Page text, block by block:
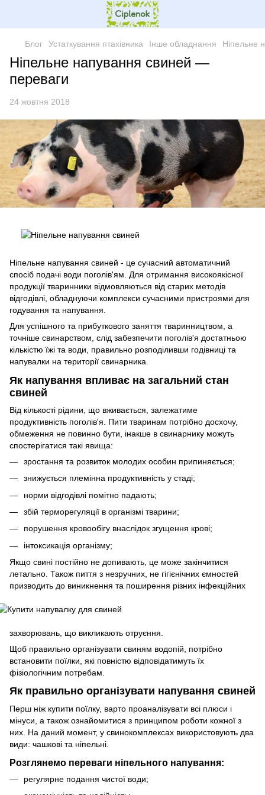
Блог Устаткування птахівника Інше обладнання Ніпельне
Ніпельне напування свиней —
переваги
24 жовтня 2018
Ніпельне напування свиней - це сучасний автоматичний
спосіб подачі води поголів'ям. Для отримання високоякісної
продукції тваринники відмовляються від старих методів
відгодівлі, обладнуючи комплекси сучасними пристроями для
годування та напування.
Для успішного та прибуткового заняття тваринництвом, а
точніше свинарством, слід забезпечити поголів'я достатньою
кількістю їжі та води, правильно розподіливши годівниці та
напувалки на території свинарника.
Як напування впливає на загальний стан
свиней
Від кількості рідини, що вживається, залежатиме
продуктивність поголів'я. Пити тваринам потрібно досхочу,
обмеження не повинно бути, інакше в свинарнику можуть
спостерігатися такі явища:
зростання та розвиток молодих особин припиняється;
знижується племінна продуктивність у стаді;
норми відгодівлі помітно падають;
збій терморегуляції в організмі тварини;
порушення кровообігу внаслідок згущення крові;
інтоксикація організму;
Якщо свині постійно не допивають, це може закінчитися
летально. Також пиття з незручних, не гігієнічних ємностей
призводить до виникнення та поширення різних інфекційних
захворювань, що викликають отруєння.
Щоб правильно організувати свиням водопій, потрібно
встановити поїлки, які повністю відповідатимуть їх
фізіологічним потребам.
Як правильно організувати напування свиней
Перш ніж купити поїлку, варто проаналізувати всі плюси і
мінуси, а також ознайомитися з принципом роботи кожної з
них. На даний момент, у свинокомплексах використовують два
види: чашкові та ніпельні.
Розглянемо переваги ніпельного напування:
регулярне подання чистої води;